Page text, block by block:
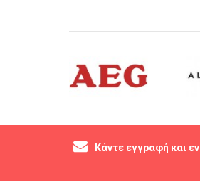
Κάντε εγγραφή και